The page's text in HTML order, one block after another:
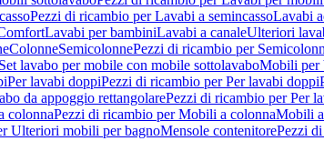
Pezzi di ricambio per Lavabi a semincassoLavabi
Lavabi per bambiniLavabi a canaleUlteriori
ColonneSemicolonnePezzi di ricambio per
lavabo per mobile con mobile sottolavaboMobili per
Per lavabi doppiPezzi di ricambio per Per lavabi doppi
da appoggio rettangolarePezzi di ricambio per Per
colonnaPezzi di ricambio per Mobili a colonnaMobili a
Ulteriori mobili per bagnoMensole contenitorePezzi